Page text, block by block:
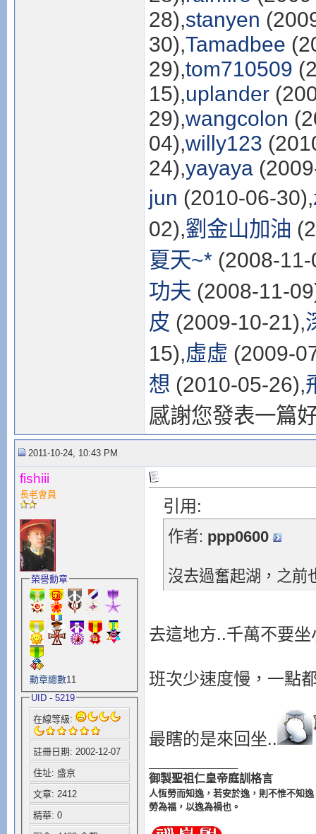
28),stanyen
30),Tamadbee
29),tom710509
15),uplander
29),wangcolon
04),willy123
24),yayaya
jun (2010-06-30),
02),劉金山加油
夏天~* (2008-
功夫 (2008-11-
皮 (2009-10-21),
15),虛虛 (2009-
想 (2010-05-26),
感謝您發表一篇
2011-10-24, 10:43 PM
fishiii
長老會員
榮譽勳章
勳章總數11
UID - 5219
在線等級:
註冊日期: 2002-12-07
住址: 盛京
文章: 2412
精華: 0
引用:
作者: ppp0600
沒去過奮起湖，之前
去這地方..千萬不要
班次少速度慢，一點
最瞎的是來回坐..
御製聖祖仁皇帝庭訓格言
人恆勞而知逸，若安於逸，則不惟不知
勞為福，以逸為禍也。